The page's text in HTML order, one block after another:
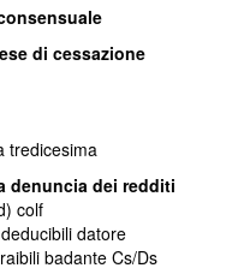
di cessazione
tredicesima
denuncia dei redditi
colf
datore
badante Cs/Ds